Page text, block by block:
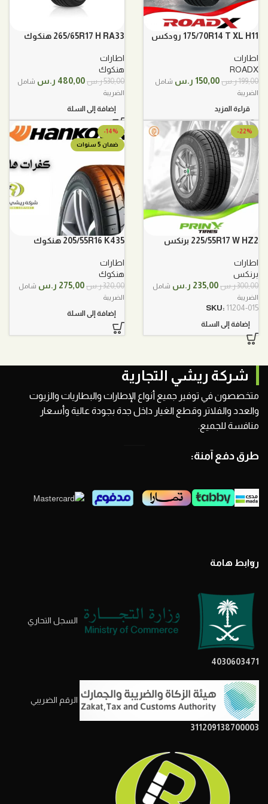
175/70R14 T XL H11 رودكس
اطارات
ROADX
199,00ر.س السعر
199,00 ر.س.
150,00 ر.س السعر
شامل
الضريبة
قراءة المزيد
265/65R17 H RA33 هنكوك
اطارات
هنكوك
530,00ر.س السعر
530,00 ر.س.
480,00 ر.س السعر
شامل
الضريبة
إضافة إلى السلة
-22%
225/55R17 W HZ2 برنكس
اطارات
برنكس
300,00ر.س السعر
هو:
235,00 ر.س السعر
شامل
الضريبة
SKU: 11204-015
إضافة إلى السلة
-14%
ضمان 5 سنوات
205/55R16 K435 هنكوك
اطارات
هنكوك
320,00ر.س السعر
320,00 ر.س.
275,00 ر.س السعر
شامل
الضريبة
إضافة إلى السلة
شركة ريشي التجارية
متخصصون في توفير جميع أنواع الإطارات والبطاريات والزيوت
والعدد والفلاتر وقطع الغيار داخل جدة بجودة عالية وأسعار
منافسة للجميع.
طرق دفع آمنة:
روابط هامة
السجل التحاري
4030603471
الرقم الضريبي
311209138700003